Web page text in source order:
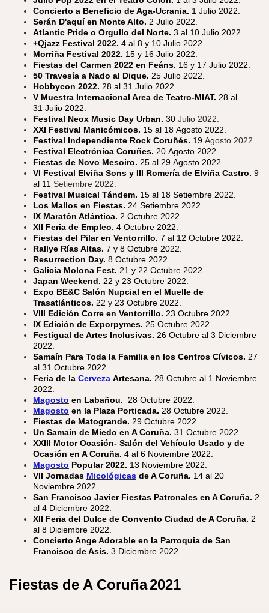
Concierto a Beneficio de Aga-Ucrania. 1 Julio 2022.
Serán D'aquí en Monte Alto. 2 Julio 2022.
Atlantic Pride o Orgullo del Norte. 3 al 10 Julio 2022.
+Qjazz Festival 2022. 4 al 8 y 10 Julio 2022.
Morriña Festival 2022. 15 y 16 Julio 2022.
Fiestas del Carmen 2022 en Feáns. 16 y 17 Julio 2022.
50 Travesía a Nado al Dique. 25 Julio 2022.
Hobbycon 2022. 28 al 31 Julio 2022.
V Muestra Internacional Area de Teatro-MIAT. 28 al
31 Julio 2022.
Festival Neox Music Day Urban. 30 Julio 2022.
XXI Festival Manicómicos. 15 al 18 Agosto 2022.
Festival Independiente Rock Coruñés. 19 Agosto 2022.
Festival Electrónica Coruñes. 20 Agosto 2022.
Fiestas de Novo Mesoiro. 25 al 29 Agosto 2022.
VI Festival Elviña Sons y III Romería de Elviña Castro. 9
al 11 Setiembre 2022.
Festival Musical Tándem. 15 al 18 Setiembre 2022.
Los Mallos en Fiestas. 24 Setiembre 2022.
IX Maratón Atlántica. 2 Octubre 2022.
XII Feria de Empleo. 4 Octubre 2022.
Fiestas del Pilar en Ventorrillo. 7 al 12 Octubre 2022.
Rallye Rías Altas. 7 y 8 Octubre 2022.
Resurrection Day. 8 Octubre 2022.
Galicia Molona Fest. 21 y 22 Octubre 2022.
Japan Weekend. 22 y 23 Octubre 2022.
Expo BE&C Salón Nupcial en el Muelle de
Trasatlánticos. 22 y 23 Octubre 2022.
VIII Edición Corre en Ventorrillo. 23 Octubre 2022.
IX Edición de Exporpymes. 25 Octubre 2022.
Festigual de Artes Inclusivas. 26 Octubre al 3 Diciembre
2022.
Samaín Para Toda la Familia en los Centros Cívicos. 27
al 31 Octubre 2022.
Feria de la Cerveza Artesana. 28 Octubre al 1 Noviembre
2022.
Magosto en Labañou. 28 Octubre 2022.
Magosto en la Plaza Porticada. 28 Octubre 2022.
Fiestas de Matogrande. 29 Octubre 2022.
Un Samaín de Miedo en A Coruña. 31 Octubre 2022.
XXIII Motor Ocasión- Salón del Vehículo Usado y de
Ocasión en A Coruña. 4 al 6 Noviembre 2022.
Magosto Popular 2022. 13 Noviembre 2022.
VII Jornadas Micológicas de A Coruña. 14 al 20
Noviembre 2022.
San Francisco Javier Fiestas Patronales en A Coruña. 2
al 4 Diciembre 2022.
XII Feria del Dulce de Convento Ciudad de A Coruña. 2
al 8 Diciembre 2022.
Concierto Ange Adorable en la Parroquia de San
Francisco de Asis. 3 Diciembre 2022.
Fiestas de A Coruña2021